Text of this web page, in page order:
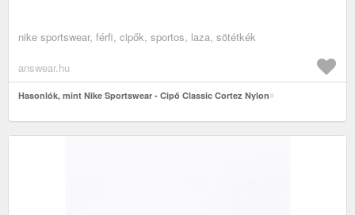
nike sportswear, férfi, cipők, sportos, laza, sötétkék
answear.hu
Hasonlók, mint Nike Sportswear - Cipő Classic Cortez Nylon